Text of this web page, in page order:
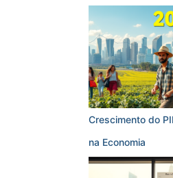
Crescimento do
na Economia